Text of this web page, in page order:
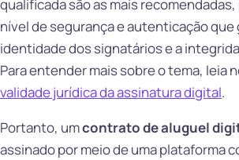
qualificada são as mais
nível de segurança e autenticação que
identidade dos signatários e a
Para entender mais sobre o tema, leia
validade jurídica da assinatura digital.
Portanto, umcontrato de aluguel
assinado por meio de uma plataforma